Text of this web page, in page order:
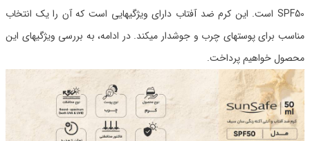
SPF50 است. این کرم ضد آفتاب دارای ویژگیهایی است که آن را یک انتخاب
مناسب برای پوستهای چرب و جوشدار میکند. در ادامه، به بررسی ویژگیهای این
محصول خواهیم پرداخت.